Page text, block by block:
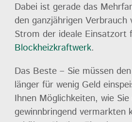
Dabei ist gerade das
den ganzjährigen Verbrauch
Strom der ideale Einsatzort
Blockheizkraftwerk.
Das Beste – Sie müssen
länger für wenig Geld
Ihnen Möglichkeiten, wie
gewinnbringend vermarkten